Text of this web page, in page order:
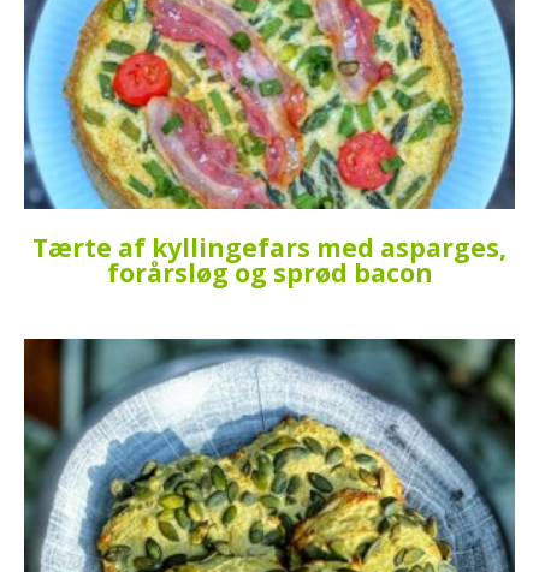
Tærte af kyllingefars med asparges,
forårsløg og sprød bacon